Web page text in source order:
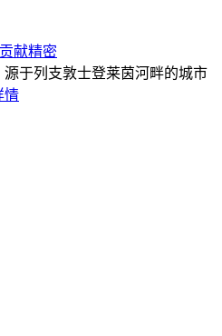
献精密
于列支敦士登莱茵河畔的城市
情